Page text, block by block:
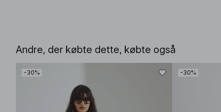
Andre, der købte dette, købte også
-30% -30%